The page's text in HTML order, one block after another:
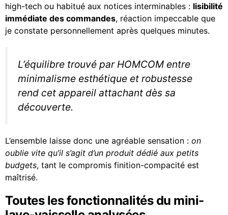
high-tech ou habitué aux notices interminables : lisibilité
immédiate des commandes, réaction impeccable que
je constate personnellement après quelques minutes.
L’équilibre trouvé par HOMCOM entre
minimalisme esthétique et robustesse
rend cet appareil attachant dès sa
découverte.
L’ensemble laisse donc une agréable sensation : on
oublie vite qu’il s’agit d’un produit dédié aux petits
budgets, tant le compromis finition-compacité est
maîtrisé.
Toutes les fonctionnalités du mini-